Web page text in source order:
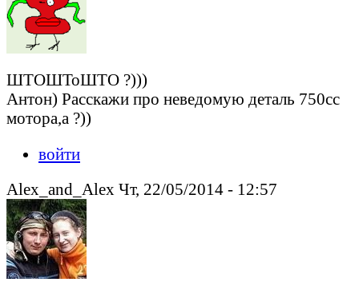
ШТОШТоШТО ?)))
Антон) Расскажи про неведомую деталь 750сс
мотора,а ?))
войти
Alex_and_Alex Чт, 22/05/2014 - 12:57